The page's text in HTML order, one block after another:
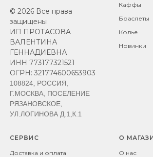
© 2026 Все права
защищены
ИП ПРОТАСОВА
ВАЛЕНТИНА
ГЕННАДИЕВНА
ИНН 773177321521
ОГРН: 321774600653903
108824, РОССИЯ,
Г.МОСКВА, ПОСЕЛЕНИЕ
РЯЗАНОВСКОЕ,
УЛ.ЛОГИНОВА Д.1,К.1
Каффы
Браслеты
Колье
Новинки
СЕРВИС
Доставка и оплата
О
О нас